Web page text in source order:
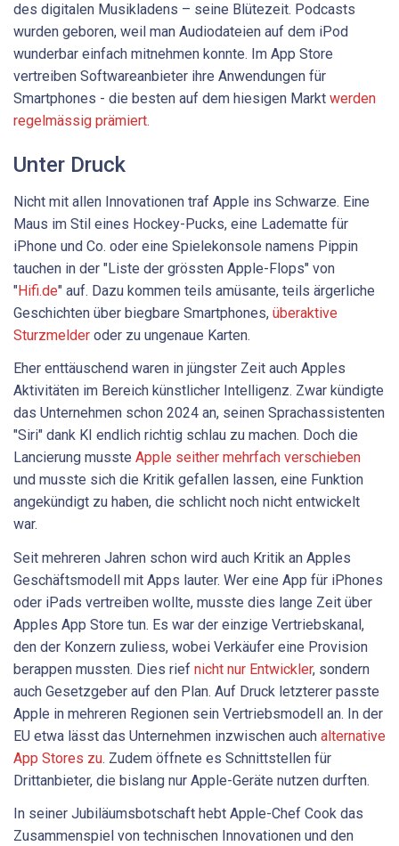
des digitalen Musikladens – seine Blütezeit. Podcasts
wurden geboren, weil man Audiodateien auf dem iPod
wunderbar einfach mitnehmen konnte. Im App Store
vertreiben Softwareanbieter ihre Anwendungen für
Smartphones - die besten auf dem hiesigen Markt werden
regelmässig prämiert.
Unter Druck
Nicht mit allen Innovationen traf Apple ins Schwarze. Eine
Maus im Stil eines Hockey-Pucks, eine Ladematte für
iPhone und Co. oder eine Spielekonsole namens Pippin
tauchen in der "Liste der grössten Apple-Flops" von
"Hifi.de" auf. Dazu kommen teils amüsante, teils ärgerliche
Geschichten über biegbare Smartphones, überaktive
Sturzmelder oder zu ungenaue Karten.
Eher enttäuschend waren in jüngster Zeit auch Apples
Aktivitäten im Bereich künstlicher Intelligenz. Zwar kündigte
das Unternehmen schon 2024 an, seinen Sprachassistenten
"Siri" dank KI endlich richtig schlau zu machen. Doch die
Lancierung musste Apple seither mehrfach verschieben
und musste sich die Kritik gefallen lassen, eine Funktion
angekündigt zu haben, die schlicht noch nicht entwickelt
war.
Seit mehreren Jahren schon wird auch Kritik an Apples
Geschäftsmodell mit Apps lauter. Wer eine App für iPhones
oder iPads vertreiben wollte, musste dies lange Zeit über
Apples App Store tun. Es war der einzige Vertriebskanal,
den der Konzern zuliess, wobei Verkäufer eine Provision
berappen mussten. Dies rief nicht nur Entwickler, sondern
auch Gesetzgeber auf den Plan. Auf Druck letzterer passte
Apple in mehreren Regionen sein Vertriebsmodell an. In der
EU etwa lässt das Unternehmen inzwischen auch alternative
App Stores zu. Zudem öffnete es Schnittstellen für
Drittanbieter, die bislang nur Apple-Geräte nutzen durften.
In seiner Jubiläumsbotschaft hebt Apple-Chef Cook das
Zusammenspiel von technischen Innovationen und den